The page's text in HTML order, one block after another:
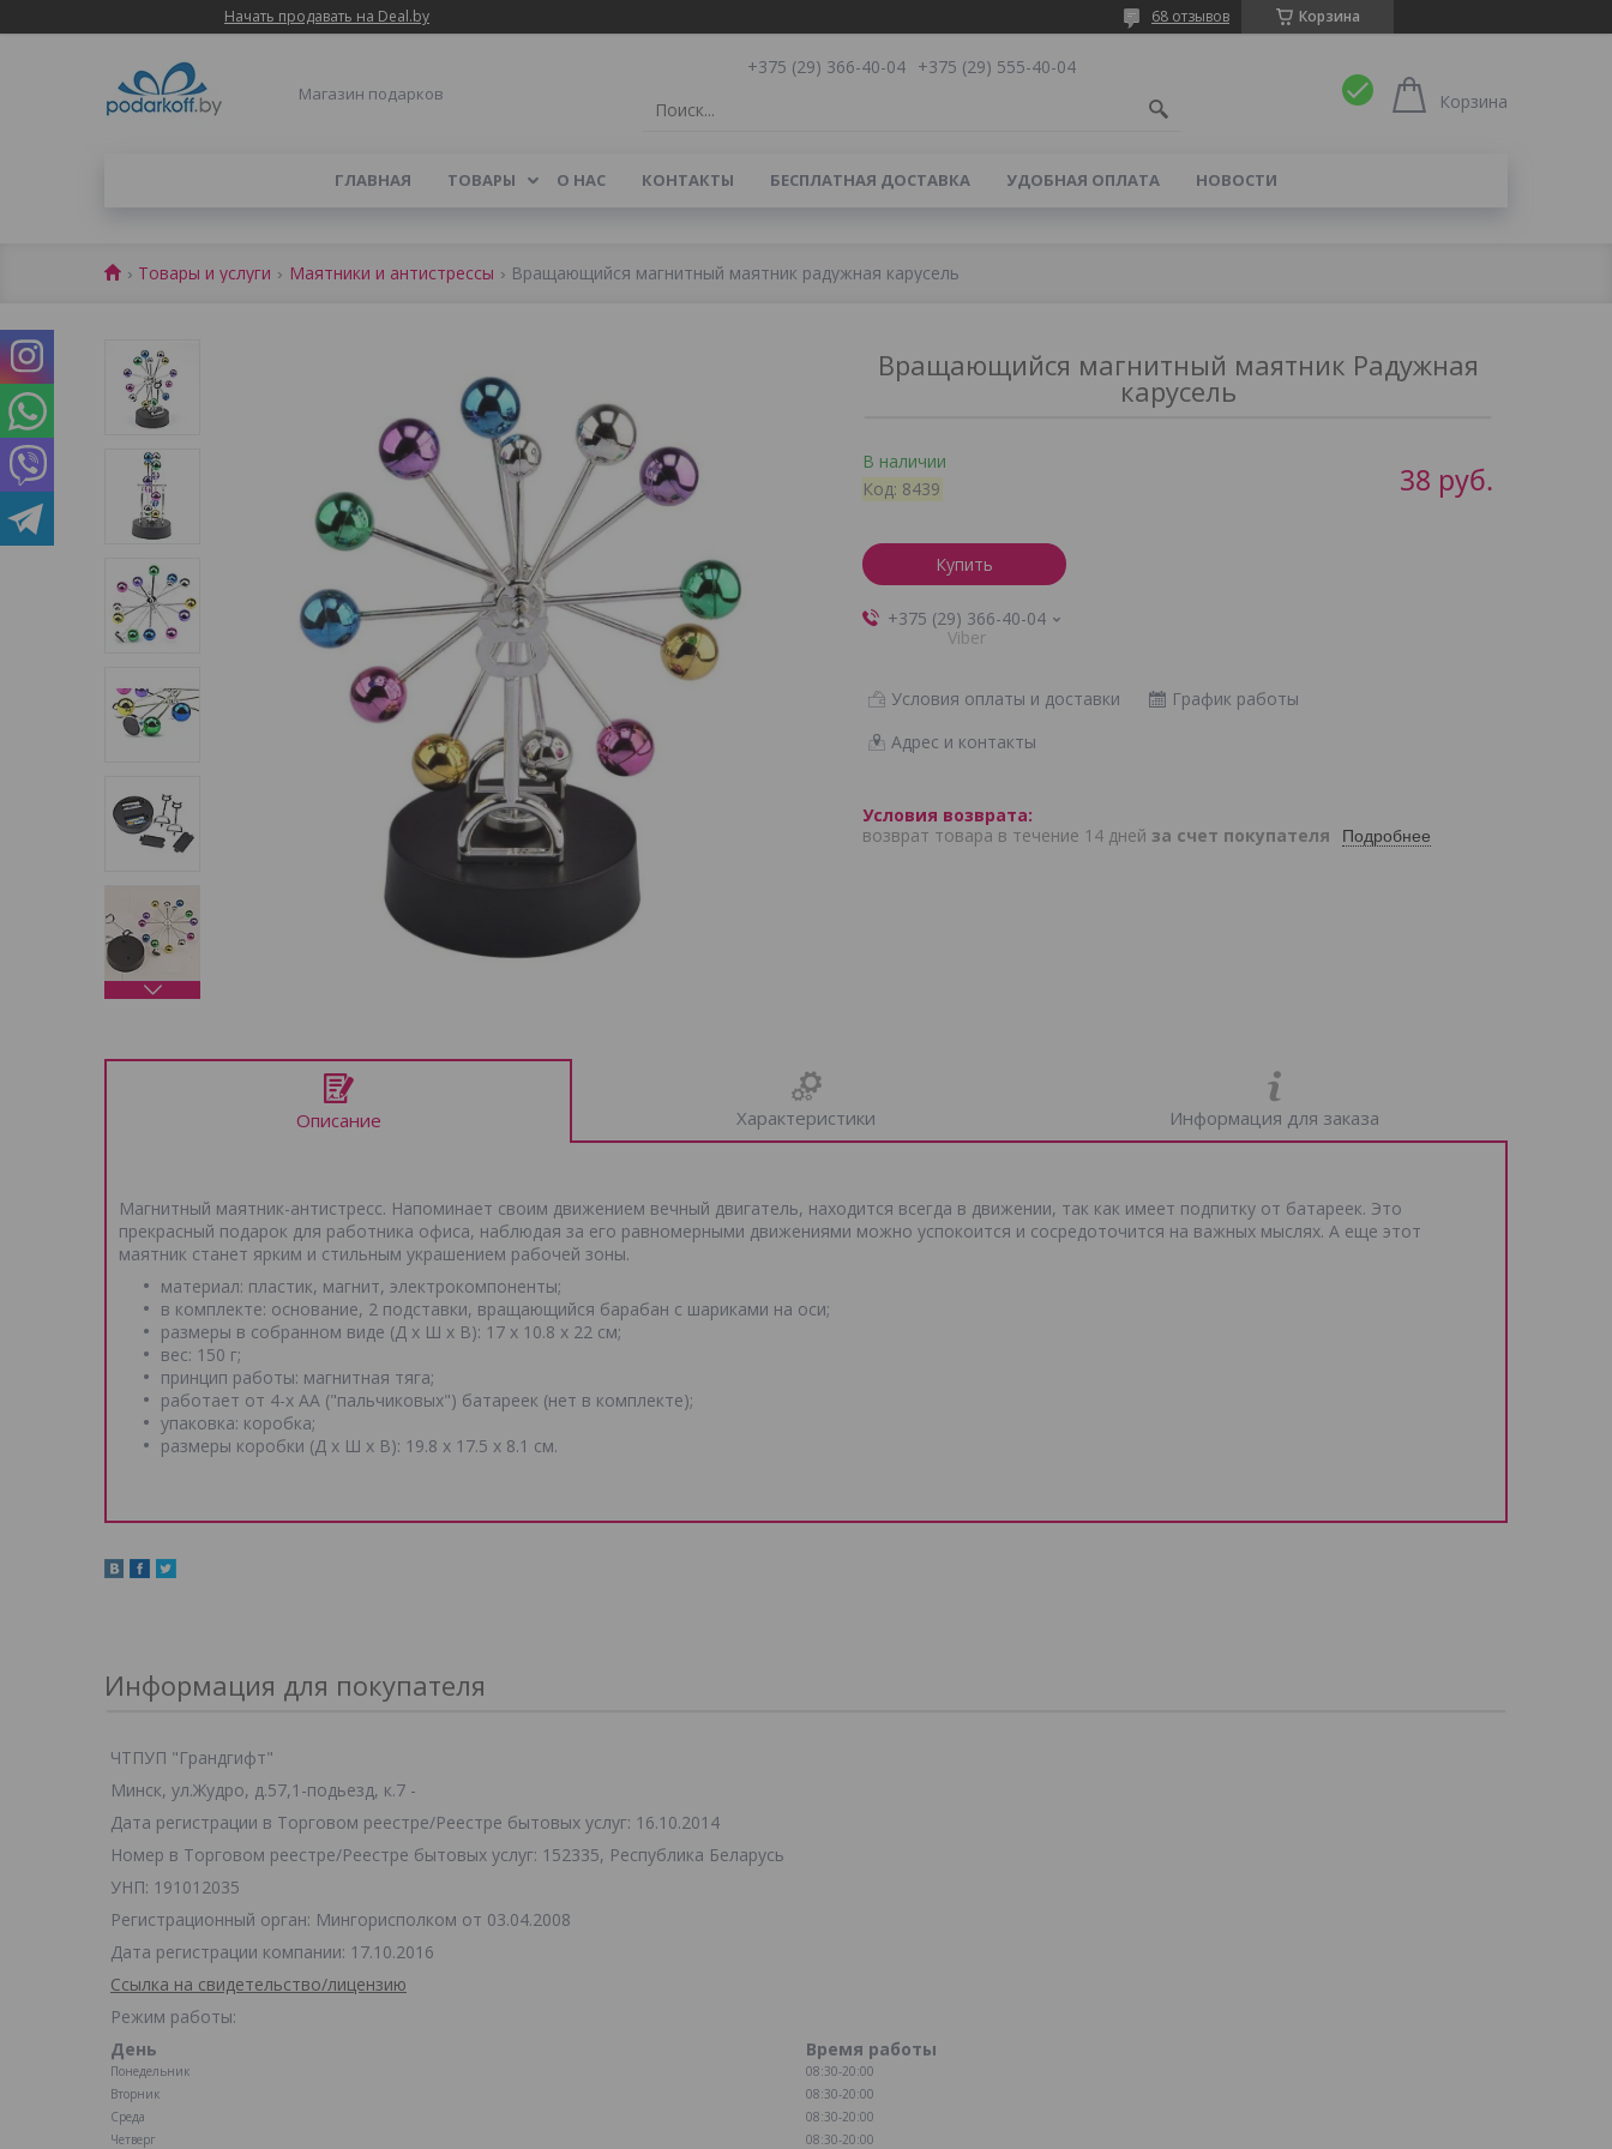
Начать продавать на Deal.by Корзина
68 отзывов
Магазин подарков
+375 (29) 366-40-04 +375 (29) 555-40-04
Корзина
ГЛАВНАЯ ТОВАРЫ О НАС КОНТАКТЫ БЕСПЛАТНАЯ ДОСТАВКА УДОБНАЯ ОПЛАТА НОВОСТИ
Товары и услуги Маятники и антистрессы Вращающийся магнитный маятник радужная карусель
Вращающийся магнитный маятник Радужная
карусель
В наличии
Код: 8439 38 руб.
Купить
+375 (29) 366-40-04
Viber
Условия оплаты и доставки
График работы
Адрес и контакты
возврат товара в течение 14 дней за счет покупателя Подробнее
Описание Характеристики Информация для заказа
Магнитный маятник-антистресс. Напоминает своим движением вечный двигатель, находится всегда в движении, так как имеет подпитку от батареек. Это
прекрасный подарок для работника офиса, наблюдая за его равномерными движениями можно успокоится и сосредоточится на важных мыслях. А еще этот
маятник станет ярким и стильным украшением рабочей зоны.
материал: пластик, магнит, электрокомпоненты;
в комплекте: основание, 2 подставки, вращающийся барабан с шариками на оси;
размеры в собранном виде (Д х Ш х В): 17 х 10.8 х 22 см;
вес: 150 г;
принцип работы: магнитная тяга;
работает от 4-х АА ("пальчиковых") батареек (нет в комплекте);
упаковка: коробка;
размеры коробки (Д х Ш х В): 19.8 х 17.5 х 8.1 см.
Информация для покупателя
ЧТПУП "Грандгифт"
Минск, ул.Жудро, д.57,1-подьезд, к.7 -
Дата регистрации в Торговом реестре/Реестре бытовых услуг: 16.10.2014
Номер в Торговом реестре/Реестре бытовых услуг: 152335, Республика Беларусь
УНП: 191012035
Регистрационный орган: Мингорисполком от 03.04.2008
Дата регистрации компании: 17.10.2016
Ссылка на свидетельство/лицензию
Режим работы:
День
Время работы
Понедельник
08:30-20:00
Вторник
08:30-20:00
Среда
08:30-20:00
Четверг
08:30-20:00